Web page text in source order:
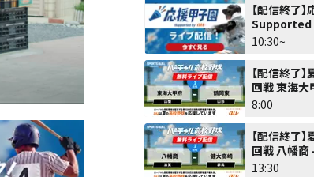
【配信終了
Supported
10:30~
【配信終了
回戦 東海大
8:00
【配信終了
回戦 八幡商
13:30